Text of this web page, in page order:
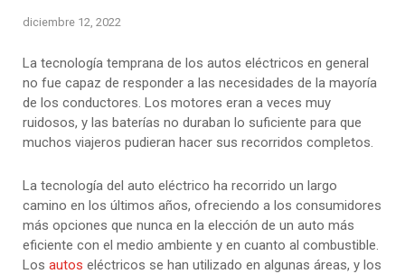
diciembre 12, 2022
La tecnología temprana de los autos eléctricos en general
no fue capaz de responder a las necesidades de la mayoría
de los conductores. Los motores eran a veces muy
ruidosos, y las baterías no duraban lo suficiente para que
muchos viajeros pudieran hacer sus recorridos completos.
La tecnología del auto eléctrico ha recorrido un largo
camino en los últimos años, ofreciendo a los consumidores
más opciones que nunca en la elección de un auto más
eficiente con el medio ambiente y en cuanto al combustible.
Los autos eléctricos se han utilizado en algunas áreas, y los